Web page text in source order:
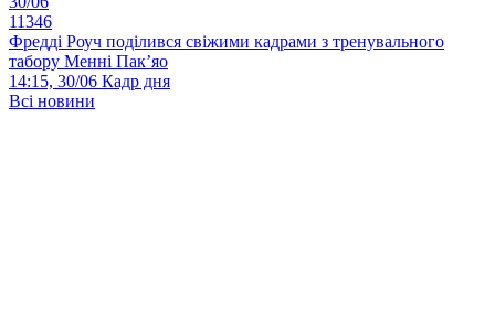
11346
Фредді Роуч поділився свіжими кадрами з тренувального
табору Менні Пак’яо
14:15, 30/06 Кадр дня
Всі новини